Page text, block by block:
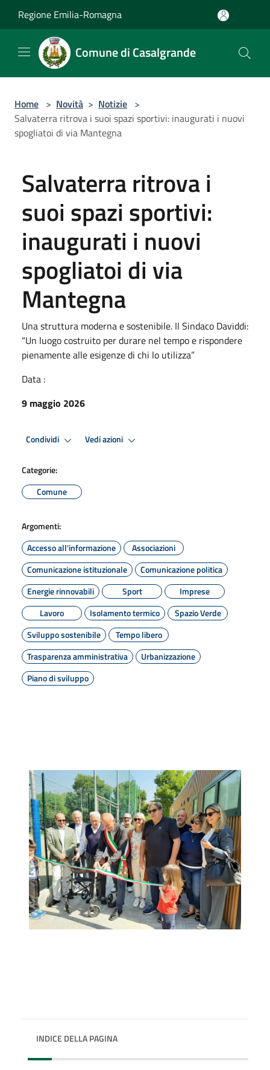
Regione Emilia-Romagna
Comune di Casalgrande
Home > Novità > Notizie >
Salvaterra ritrova i suoi spazi sportivi: inaugurati i nuovi
spogliatoi di via Mantegna
Salvaterra ritrova i
suoi spazi sportivi:
inaugurati i nuovi
spogliatoi di via
Mantegna
Una struttura moderna e sostenibile. Il Sindaco Daviddi:
“Un luogo costruito per durare nel tempo e rispondere
pienamente alle esigenze di chi lo utilizza”
Data :
9 maggio 2026
Condividi Vedi azioni
Categorie:
Comune
Argomenti:
Accesso all'informazione
Associazioni
Comunicazione istituzionale
Comunicazione politica
Energie rinnovabili
Sport
Imprese
Lavoro
Isolamento termico
Spazio Verde
Sviluppo sostenibile
Tempo libero
Trasparenza amministrativa
Urbanizzazione
Piano di sviluppo
INDICE DELLA PAGINA